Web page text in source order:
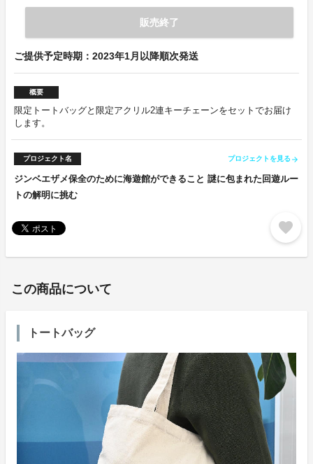
販売終了
ご提供予定時期：2023年1月以降順次発送
概要
限定トートバッグと限定アクリル2連キーチェーンをセットでお届け
します。
プロジェクト名 プロジェクトを見る arrow_forward
ジンベエザメ保全のために海遊館ができること 謎に包まれた回遊ルー
トの解明に挑む
favorite
この商品について
トートバッグ